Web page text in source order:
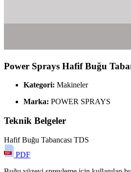
Power Sprays Hafif Buğu
Kategori: Makineler
Marka: POWER SPRAYS
Teknik Belgeler
Hafif Buğu Tabancası TDS
PDF